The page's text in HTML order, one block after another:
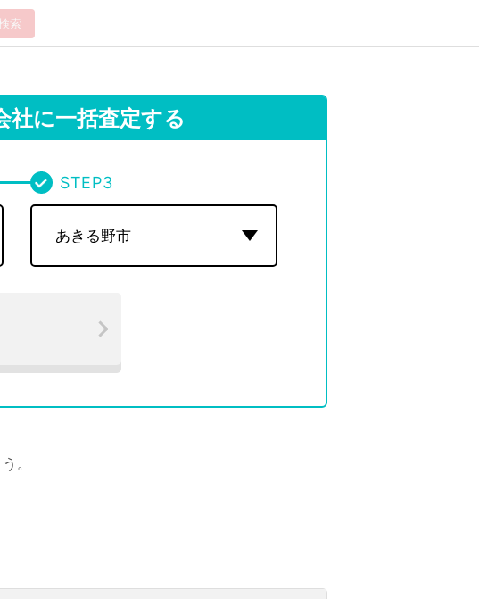
索
社に一括査定する
STEP3
。